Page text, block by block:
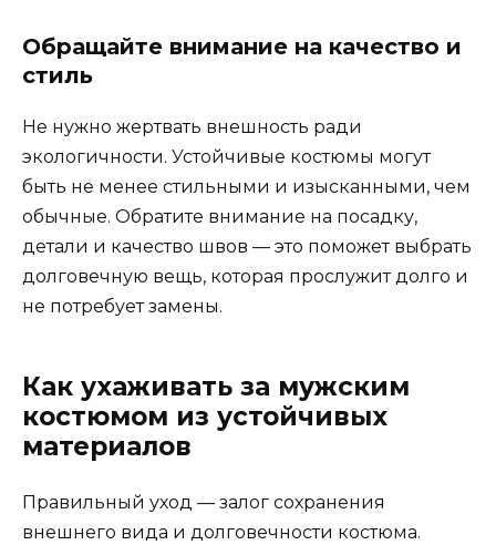
Обращайте внимание на качество и
стиль
Не нужно жертвать внешность ради
экологичности. Устойчивые костюмы могут
быть не менее стильными и изысканными, чем
обычные. Обратите внимание на посадку,
детали и качество швов — это поможет выбрать
долговечную вещь, которая прослужит долго и
не потребует замены.
Как ухаживать за мужским
костюмом из устойчивых
материалов
Правильный уход — залог сохранения
внешнего вида и долговечности костюма.